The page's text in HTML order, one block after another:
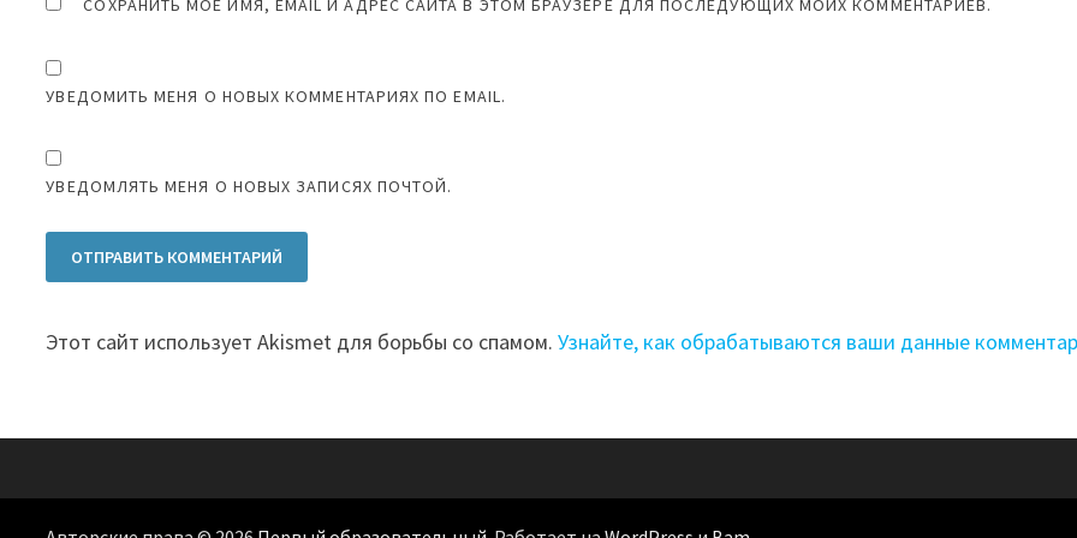
СОХРАНИТЬ МОЁ ИМЯ, EMAIL И АДРЕС САЙТА В ЭТОМ БРАУЗЕРЕ ДЛЯ ПОСЛЕДУЮЩИХ МОИХ КОММЕНТАРИЕВ.
УВЕДОМИТЬ МЕНЯ О НОВЫХ КОММЕНТАРИЯХ ПО EMAIL.
УВЕДОМЛЯТЬ МЕНЯ О НОВЫХ ЗАПИСЯХ ПОЧТОЙ.
Этот сайт использует Akismet для борьбы со спамом.Узнайте, как обрабатываются ваши данные